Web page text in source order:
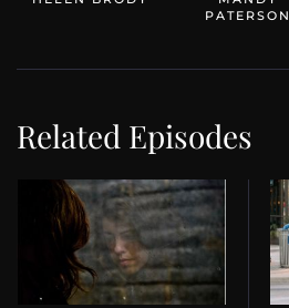
PATERSON
Related Episodes